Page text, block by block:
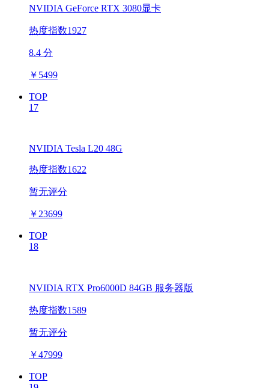
NVIDIA GeForce RTX 3080显卡
热度指数1927
8.4 分
￥ 5499
TOP
17
NVIDIA Tesla L20 48G
热度指数1622
暂无评分
￥ 23699
TOP
18
NVIDIA RTX Pro6000D 84GB 服务器版
热度指数1589
暂无评分
￥47999
TOP